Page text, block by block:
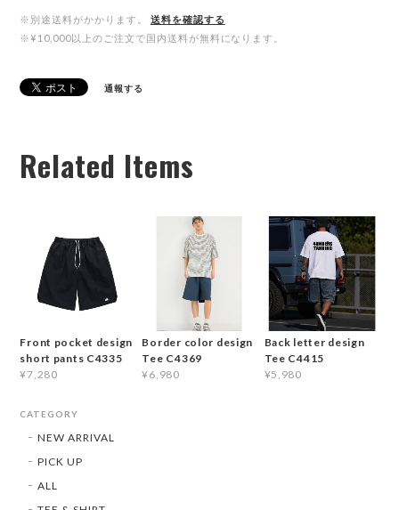
※別途送料がかかります。
送料を確認する
※¥10,000以上のご注文で国内送料が無料になります。
通報する
Related Items
Front pocket design
short pants C4335
¥7,280
Border color design
Tee C4369
¥6,980
Back letter design
Tee C4415
¥5,980
CATEGORY
NEW ARRIVAL
PICK UP
ALL